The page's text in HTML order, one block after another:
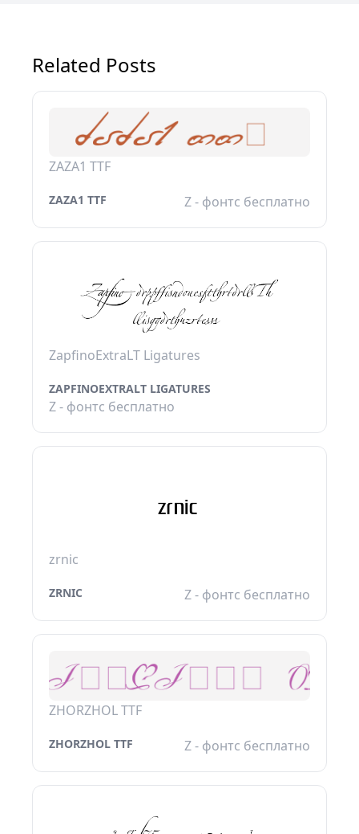
Related Posts
ZAZA1 TTF
ZAZA1 TTF Z - фонтс бесплатно
ZapfinoExtraLT Ligatures
ZAPFINOEXTRALT LIGATURES
Z - фонтс бесплатно
zrnic
ZRNIC Z - фонтс бесплатно
ZHORZHOL TTF
ZHORZHOL TTF Z - фонтс бесплатно